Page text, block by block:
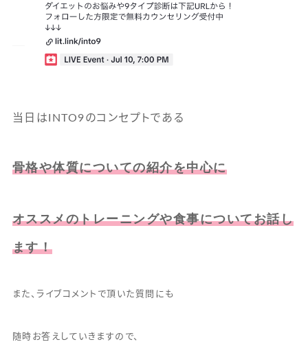
当日はINTO9のコンセプトである
骨格や体質についての紹介を中心に
オススメのトレーニングや食事についてお話し
ます！
また、ライブコメントで頂いた質問にも
随時お答えしていきますので、